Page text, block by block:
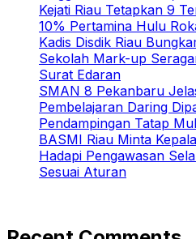
Kejati Riau Tetapkan 9
10% Pertamina Hulu
Kadis Disdik Riau
Sekolah Mark-up
Surat Edaran
SMAN 8 Pekanbaru
Pembelajaran Daring
Pendampingan Tatap
BASMI Riau Minta
Hadapi Pengawasan
Sesuai Aturan